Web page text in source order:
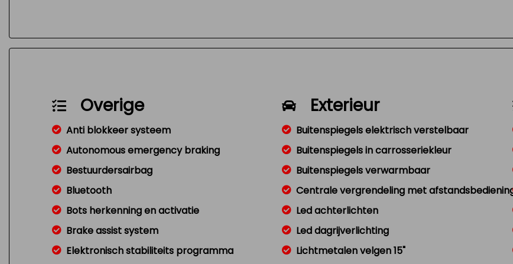
Overige
Anti blokkeer systeem
Autonomous emergency braking
Bestuurdersairbag
Bluetooth
Bots herkenning en activatie
Brake assist system
Elektronisch stabiliteits programma
Exterieur
Buitenspiegels elektrisch verstelbaar
Buitenspiegels in carrosseriekleur
Buitenspiegels verwarmbaar
Centrale vergrendeling met
Led achterlichten
Led dagrijverlichting
Lichtmetalen velgen 15"